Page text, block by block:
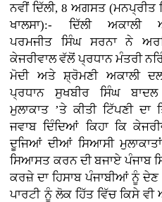
ਨਵੀਂ ਦਿੱਲੀ, 8 ਅਗਸਤ (ਮਨਪ੍ਰੀਤ
ਖਾਲਸਾ):- ਦਿੱਲੀ ਅਕਾਲੀ
ਪਰਮਜੀਤ ਸਿੰਘ ਸਰਨਾ ਨੇ
ਕੇਜਰੀਵਾਲ ਵੱਲੋਂ ਪ੍ਰਧਾਨ ਮੰਤਰੀ
ਮੋਦੀ ਅਤੇ ਸ਼੍ਰੋਮਣੀ ਅਕਾਲੀ
ਪ੍ਰਧਾਨ ਸੁਖਬੀਰ ਸਿੰਘ ਬਾਦਲ
ਮੁਲਾਕਾਤ ’ਤੇ ਕੀਤੀ ਟਿੱਪਣੀ ਦਾ
ਜਵਾਬ ਦਿੰਦਿਆਂ ਕਿਹਾ ਕਿ
ਦੂਜਿਆਂ ਦੀਆਂ ਸਿਆਸੀ
ਸਿਆਸਤ ਕਰਨ ਦੀ ਬਜਾਏ ਪੰਜਾਬ
ਕਰਜ਼ੇ ਦਾ ਹਿਸਾਬ ਪੰਜਾਬੀਆਂ ਨੂੰ
ਪਾਰਟੀ ਨੂੰ ਲੋਕ ਹਿੱਤ ਵਿੱਚ ਕਿਸੇ